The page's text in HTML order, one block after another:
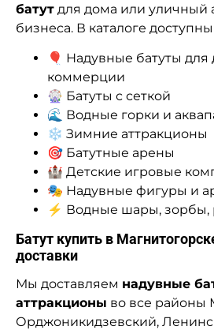
батут для дома или уличный
бизнеса. В каталоге
🎈 Надувные батуты для
коммерции
🎡 Батуты с сеткой
🌊 Водные горки и
❄️ Зимние аттракционы
🎯 Батутные арены
🏰 Детские игровые
🎭 Надувные фигуры и
⚡ Водные шары, зорбы,
Батут купить в
доставки
Мы доставляем надувные
аттракционы во все районы
Орджоникидзевский,